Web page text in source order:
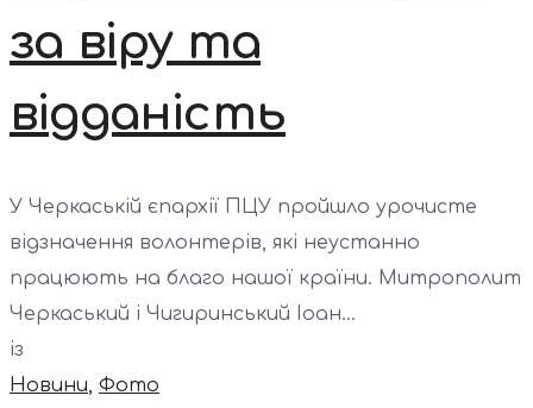
за віру та
відданість
У Черкаській єпархії ПЦУ пройшло урочисте
відзначення волонтерів, які неустанно
працюють на благо нашої країни. Митрополит
Черкаський і Чигиринський Іоан...
із
Новини, Фото